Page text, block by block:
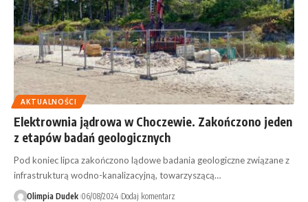
AKTUALNOŚCI
Elektrownia jądrowa w Choczewie. Zakończono jeden
z etapów badań geologicznych
Pod koniec lipca zakończono lądowe badania geologiczne związane z
infrastrukturą wodno-kanalizacyjną, towarzyszącą…
Olimpia Dudek 06/08/2024 Dodaj komentarz